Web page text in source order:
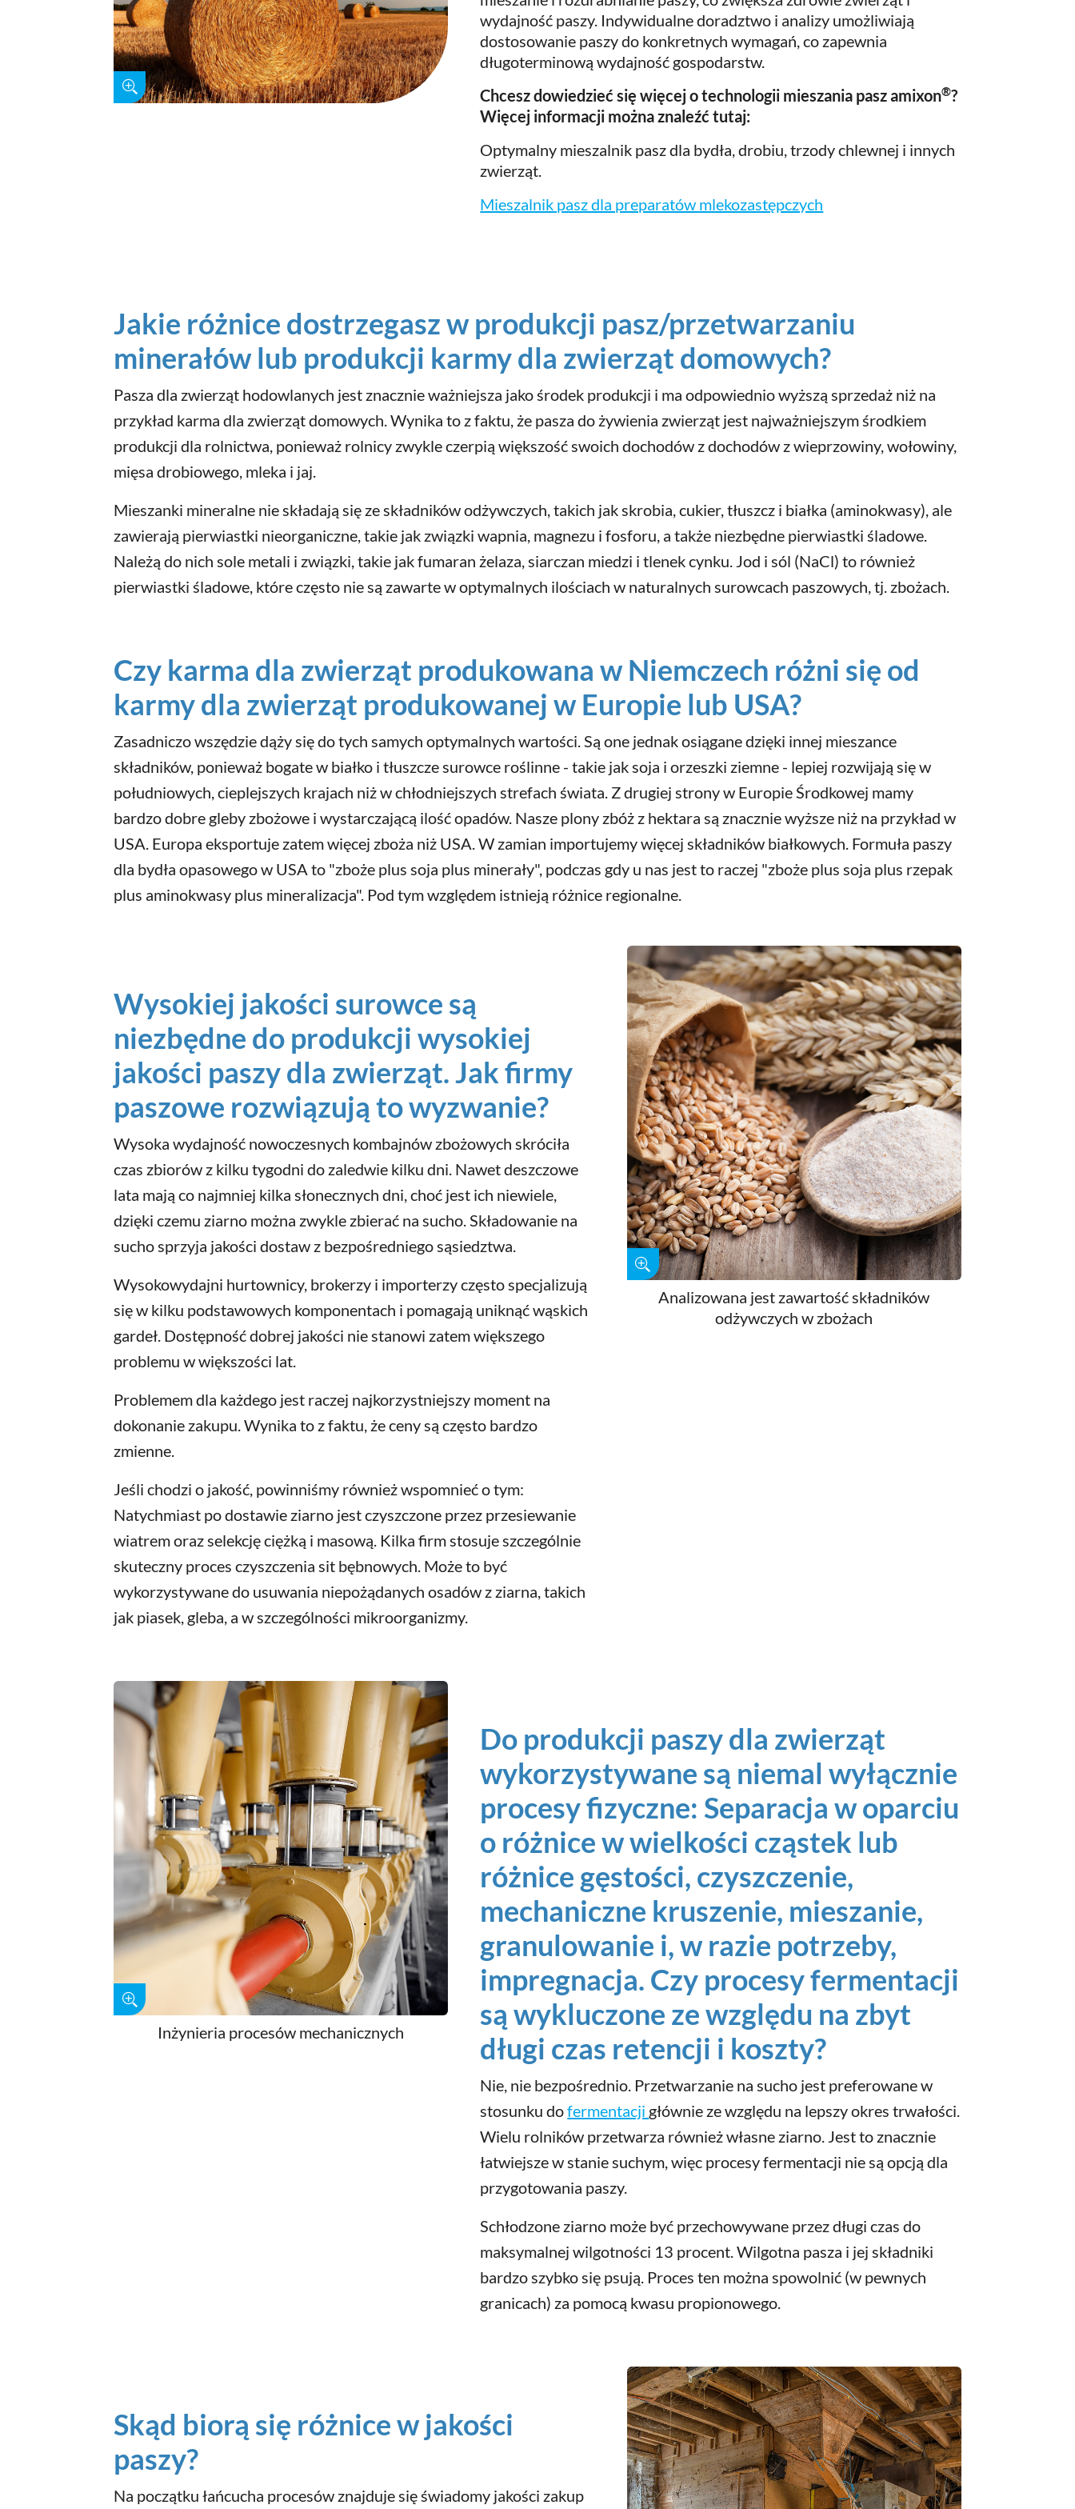
wydajność paszy. Indywidualne doradztwo i analizy umożliwiają
dostosowanie paszy do konkretnych wymagań, co zapewnia
długoterminową wydajność gospodarstw.
Chcesz dowiedzieć się więcej o technologii mieszania pasz amixon®?
Więcej informacji można znaleźć tutaj:
Optymalny mieszalnik pasz dla bydła, drobiu, trzody chlewnej i innych
zwierząt.
Mieszalnik pasz dla preparatów mlekozastępczych
Jakie różnice dostrzegasz w produkcji pasz/przetwarzaniu
minerałów lub produkcji karmy dla zwierząt domowych?
Pasza dla zwierząt hodowlanych jest znacznie ważniejsza jako środek produkcji i ma odpowiednio wyższą sprzedaż niż na
przykład karma dla zwierząt domowych. Wynika to z faktu, że pasza do żywienia zwierząt jest najważniejszym środkiem
produkcji dla rolnictwa, ponieważ rolnicy zwykle czerpią większość swoich dochodów z dochodów z wieprzowiny, wołowiny,
mięsa drobiowego, mleka i jaj.
Mieszanki mineralne nie składają się ze składników odżywczych, takich jak skrobia, cukier, tłuszcz i białka (aminokwasy), ale
zawierają pierwiastki nieorganiczne, takie jak związki wapnia, magnezu i fosforu, a także niezbędne pierwiastki śladowe.
Należą do nich sole metali i związki, takie jak fumaran żelaza, siarczan miedzi i tlenek cynku. Jod i sól (NaCl) to również
pierwiastki śladowe, które często nie są zawarte w optymalnych ilościach w naturalnych surowcach paszowych, tj. zbożach.
Czy karma dla zwierząt produkowana w Niemczech różni się od
karmy dla zwierząt produkowanej w Europie lub USA?
Zasadniczo wszędzie dąży się do tych samych optymalnych wartości. Są one jednak osiągane dzięki innej mieszance
składników, ponieważ bogate w białko i tłuszcze surowce roślinne - takie jak soja i orzeszki ziemne - lepiej rozwijają się w
południowych, cieplejszych krajach niż w chłodniejszych strefach świata. Z drugiej strony w Europie Środkowej mamy
bardzo dobre gleby zbożowe i wystarczającą ilość opadów. Nasze plony zbóż z hektara są znacznie wyższe niż na przykład w
USA. Europa eksportuje zatem więcej zboża niż USA. W zamian importujemy więcej składników białkowych. Formuła paszy
dla bydła opasowego w USA to "zboże plus soja plus minerały", podczas gdy u nas jest to raczej "zboże plus soja plus rzepak
plus aminokwasy plus mineralizacja". Pod tym względem istnieją różnice regionalne.
Wysokiej jakości surowce są
niezbędne do produkcji wysokiej
jakości paszy dla zwierząt. Jak firmy
paszowe rozwiązują to wyzwanie?
Wysoka wydajność nowoczesnych kombajnów zbożowych skróciła
czas zbiorów z kilku tygodni do zaledwie kilku dni. Nawet deszczowe
lata mają co najmniej kilka słonecznych dni, choć jest ich niewiele,
dzięki czemu ziarno można zwykle zbierać na sucho. Składowanie na
sucho sprzyja jakości dostaw z bezpośredniego sąsiedztwa.
Wysokowydajni hurtownicy, brokerzy i importerzy często specjalizują
się w kilku podstawowych komponentach i pomagają uniknąć wąskich
gardeł. Dostępność dobrej jakości nie stanowi zatem większego
problemu w większości lat.
Problemem dla każdego jest raczej najkorzystniejszy moment na
dokonanie zakupu. Wynika to z faktu, że ceny są często bardzo
zmienne.
Jeśli chodzi o jakość, powinniśmy również wspomnieć o tym:
Natychmiast po dostawie ziarno jest czyszczone przez przesiewanie
wiatrem oraz selekcję ciężką i masową. Kilka firm stosuje szczególnie
skuteczny proces czyszczenia sit bębnowych. Może to być
wykorzystywane do usuwania niepożądanych osadów z ziarna, takich
jak piasek, gleba, a w szczególności mikroorganizmy.
Analizowana jest zawartość składników
odżywczych w zbożach
Inżynieria procesów mechanicznych
Do produkcji paszy dla zwierząt
wykorzystywane są niemal wyłącznie
procesy fizyczne: Separacja w oparciu
o różnice w wielkości cząstek lub
różnice gęstości, czyszczenie,
mechaniczne kruszenie, mieszanie,
granulowanie i, w razie potrzeby,
impregnacja. Czy procesy fermentacji
są wykluczone ze względu na zbyt
długi czas retencji i koszty?
Nie, nie bezpośrednio. Przetwarzanie na sucho jest preferowane w
stosunku dofermentacji głównie ze względu na lepszy okres trwałości.
Wielu rolników przetwarza również własne ziarno. Jest to znacznie
łatwiejsze w stanie suchym, więc procesy fermentacji nie są opcją dla
przygotowania paszy.
Schłodzone ziarno może być przechowywane przez długi czas do
maksymalnej wilgotności 13 procent. Wilgotna pasza i jej składniki
bardzo szybko się psują. Proces ten można spowolnić (w pewnych
granicach) za pomocą kwasu propionowego.
Skąd biorą się różnice w jakości
paszy?
Na początku łańcucha procesów znajduje się świadomy jakości zakup